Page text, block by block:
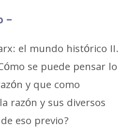
–
el mundo histórico II.
se puede pensar lo
y que como
razón y sus diversos
eso previo?